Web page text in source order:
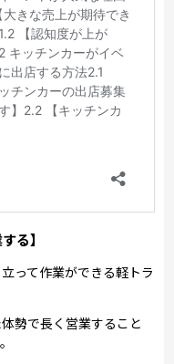
る】
って作業ができる軽トラ
勢で長く営業すること